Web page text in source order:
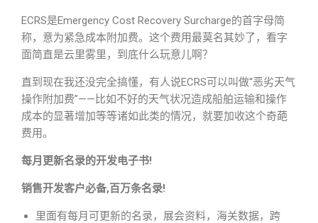
ECRS是Emergency Cost Recovery Surcharge的首字母简
称，意为紧急成本附加费。这个费用最莫名其妙了，看字
面简直是云里雾里，到底什么玩意儿啊？
直到现在我还没完全搞懂，有人说ECRS可以叫做“恶劣天气
操作附加费”——比如不好的天气状况造成船舶运输和操作
成本的显著增加等等诸如此类的情况，就要加收这个奇葩
费用。
每月更新名录的开发电子书!
销售开发客户必备,百万条名录!
里面有每月可更新的名录，展会资料，海关数据，跨